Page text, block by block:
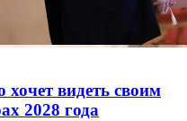
хочет видеть своим
2028 года